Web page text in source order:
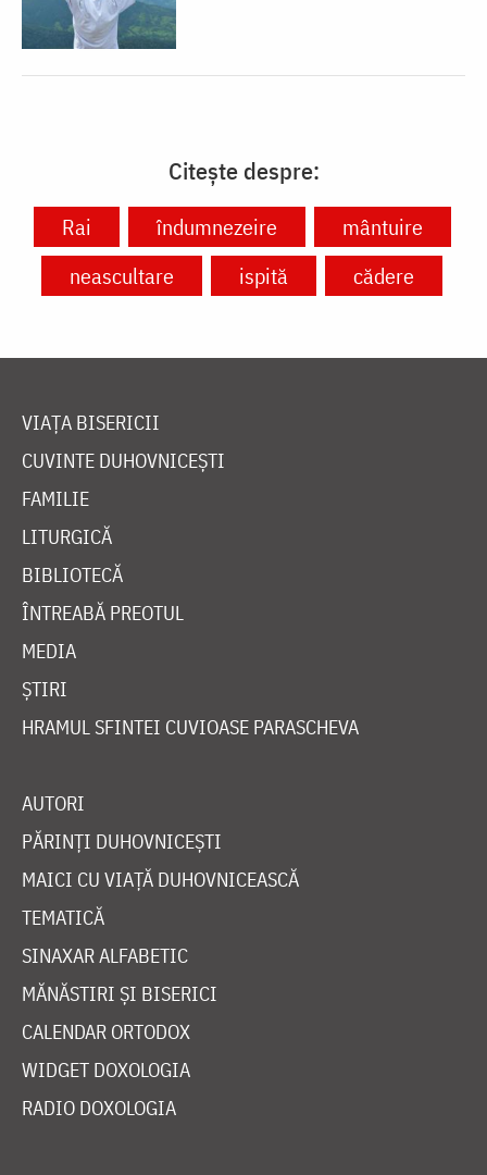
Citește despre:
Rai îndumnezeire
mântuire
neascultare
ispită cădere
VIAȚA BISERICII
CUVINTE DUHOVNICEȘTI
FAMILIE
LITURGICĂ
BIBLIOTECĂ
ÎNTREABĂ PREOTUL
MEDIA
ȘTIRI
HRAMUL SFINTEI CUVIOASE PARASCHEVA
AUTORI
PĂRINȚI DUHOVNICEȘTI
MAICI CU VIAȚĂ DUHOVNICEASCĂ
TEMATICĂ
SINAXAR ALFABETIC
MĂNĂSTIRI ȘI BISERICI
CALENDAR ORTODOX
WIDGET DOXOLOGIA
RADIO DOXOLOGIA